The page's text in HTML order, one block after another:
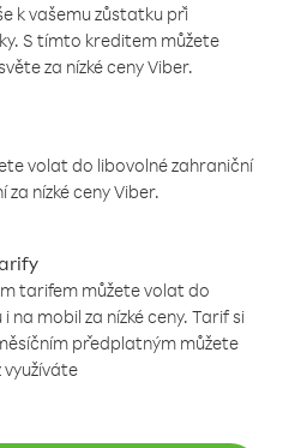
k vašemu zůstatku při
S tímto kreditem můžete
za nízké ceny Viber.
volat do libovolné zahraniční
nízké ceny Viber.
tarifem můžete volat do
na mobil za nízké ceny. Tarif si
předplatným můžete